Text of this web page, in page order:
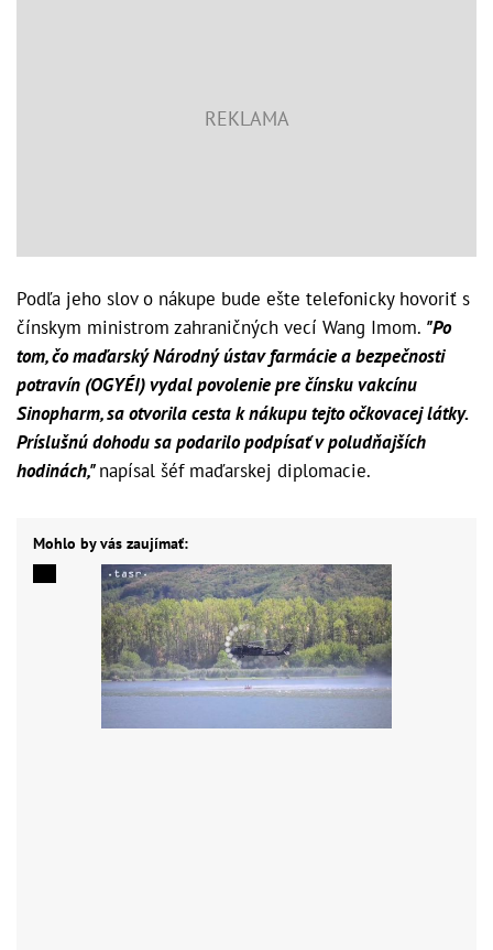
Podľa jeho slov o nákupe bude ešte telefonicky hovoriť s
čínskym ministrom zahraničných vecí Wang Imom. "Po
tom, čo maďarský Národný ústav farmácie a bezpečnosti
potravín (OGYÉI) vydal povolenie pre čínsku vakcínu
Sinopharm, sa otvorila cesta k nákupu tejto očkovacej látky.
Príslušnú dohodu sa podarilo podpísať v poludňajších
hodinách,"napísal šéf maďarskej diplomacie.
Mohlo by vás zaujímať: